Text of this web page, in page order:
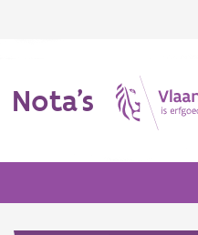
Nota's